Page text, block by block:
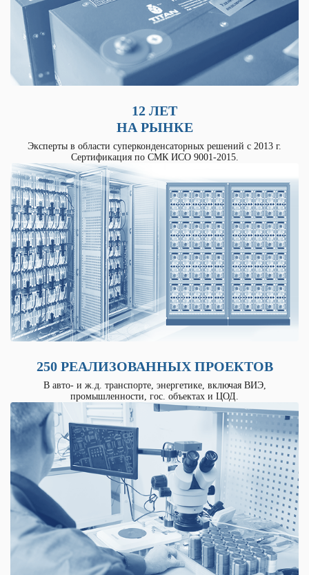
12 ЛЕТ
НА РЫНКЕ
Эксперты в области суперконденсаторных решений с 2013 г.
Сертификация по СМК ИСО 9001-2015.
250 РЕАЛИЗОВАННЫХ ПРОЕКТОВ
В авто- и ж.д. транспорте, энергетике, включая ВИЭ,
промышленности, гос. объектах и ЦОД.